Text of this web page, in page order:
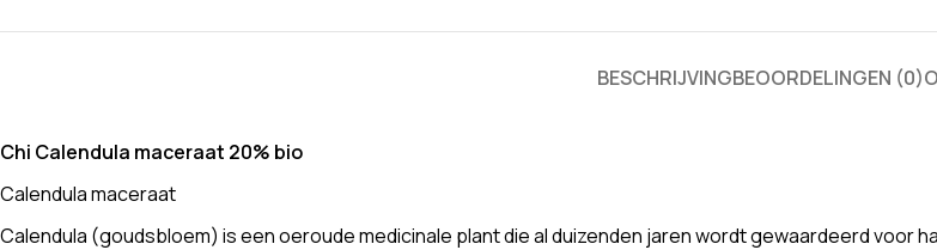
BESCHRIJVINGBEOORDELINGEN (0)
Chi Calendula maceraat 20% bio
Calendula maceraat
Calendula (goudsbloem) is een oeroude medicinale plant die al duizenden jaren wordt gewaardeerd voor